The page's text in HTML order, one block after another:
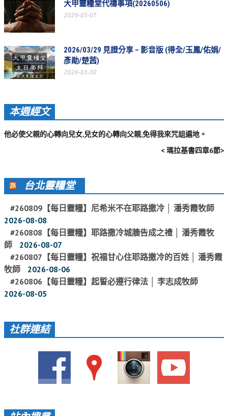
大甲靈糧堂代禱事項(20260506)
2026-05-07
2026/03/29 見證分享 – 影音版 (得全/玉鳳/佑娟/
彥勛/楚茜)
2026-03-30
本週經文
他必使父親的心轉向兒女,兒女的心轉向父親,免得我來咒詛遍地。
< 瑪拉基書四章6節>
台北靈糧堂
#260809【每日靈糧】尼希米不在耶路撒冷 │ 潘秀霞牧師
2026-08-08
#260808【每日靈糧】耶路撒冷城牆告成之禮 │ 潘秀霞牧
師
2026-08-07
#260807【每日靈糧】祝福甘心住耶路撒冷的百姓 │ 潘秀霞
牧師
2026-08-06
#260806【每日靈糧】起誓必遵行律法 │ 李志成牧師
2026-08-05
社群連結